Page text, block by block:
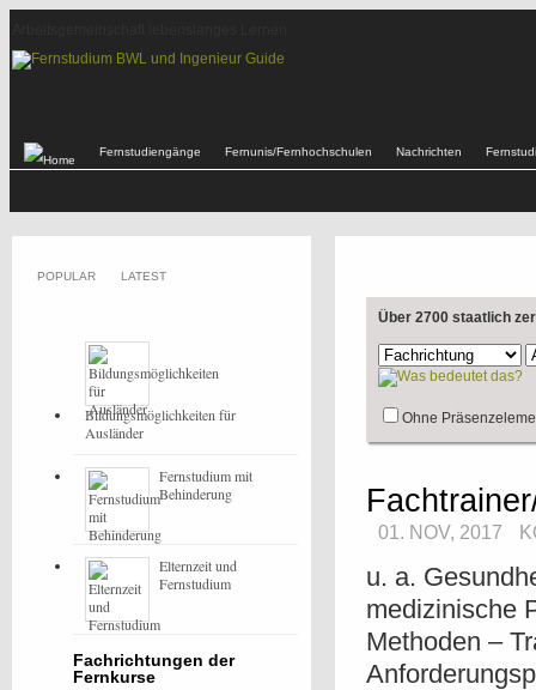
Fernstudiengänge Fernunis/Fernhochschulen Nachrichten
Über 2700 staatlich
Ohne
01. NOV, 2017
u. a.
medizinische
Methoden –
POPULAR LATEST
Bildungsmöglichkeiten für
Ausländer
Fernstudium mit
Behinderung
Elternzeit und
Fernstudium
Fachrichtungen der
Fernkurse